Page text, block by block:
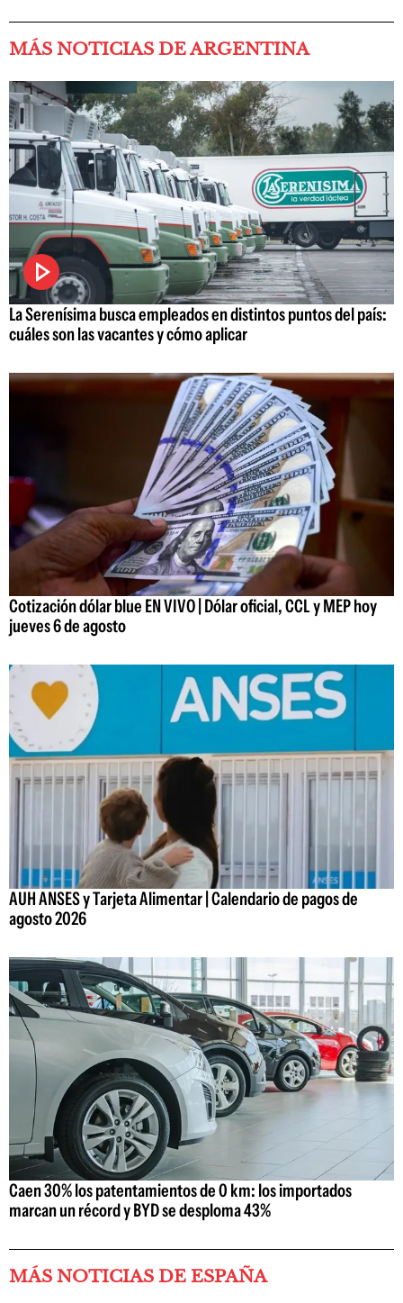
MÁS NOTICIAS DE ARGENTINA
La Serenísima busca empleados en distintos puntos del país:
cuáles son las vacantes y cómo aplicar
Cotización dólar blue EN VIVO | Dólar oficial, CCL y MEP hoy
jueves 6 de agosto
AUH ANSES y Tarjeta Alimentar | Calendario de pagos de
agosto 2026
Caen 30% los patentamientos de 0 km: los importados
marcan un récord y BYD se desploma 43%
MÁS NOTICIAS DE ESPAÑA